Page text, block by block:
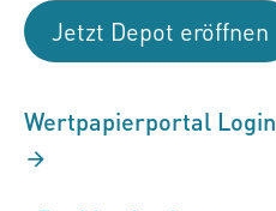
Jetzt Depot eröffnen
Wertpapierportal Login